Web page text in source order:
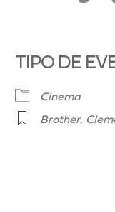
TIPO DE
Cinema
Brother,